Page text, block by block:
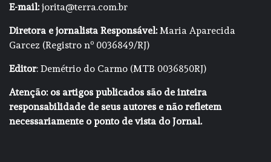
E-mail:jorita@terra.com.br
Diretora e jornalista Responsável:Maria Aparecida
Garcez (Registro nº 0036849/RJ)
Editor: Demétrio do Carmo (MTB 0036850RJ)
Atenção: os artigos publicados são de inteira
responsabilidade de seus autores e não refletem
necessariamente o ponto de vista do Jornal.